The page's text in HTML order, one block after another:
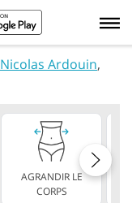
Nicolas Ardouin,
AGRANDIR LE
CORPS